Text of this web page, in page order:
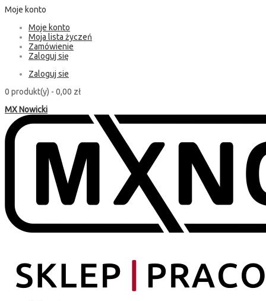
Moje konto
Moje konto
Moja lista życzeń
Zamówienie
Zaloguj się
Zaloguj sie
0 produkt(y) - 0,00 zł
MX Nowicki